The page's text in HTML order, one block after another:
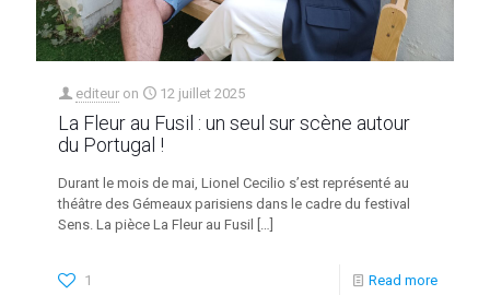
editeur on 12 juillet 2025
La Fleur au Fusil : un seul sur scène autour
du Portugal !
Durant le mois de mai, Lionel Cecilio s’est représenté au
théâtre des Gémeaux parisiens dans le cadre du festival
Sens. La pièce La Fleur au Fusil
1 Read more